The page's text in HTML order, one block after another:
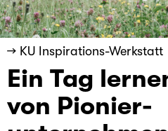
→ KU Inspirations-Werkstatt
Ein Tag
von Pionier-